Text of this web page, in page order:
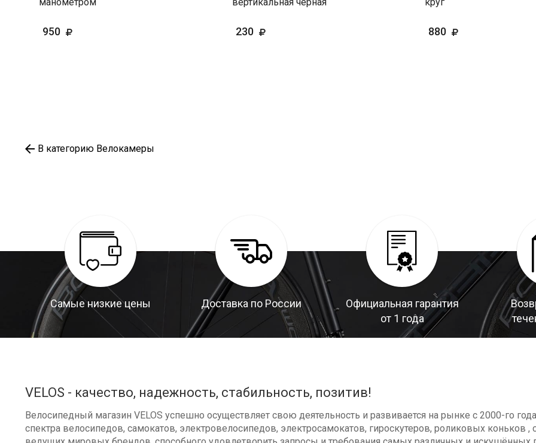
950 230 880
В категорию Велокамеры
Самые низкие цены Доставка по России
Официальная гарантия
от 1 года
VELOS - качество, надежность, стабильность, позитив!
Велосипедный магазин VELOS успешно осуществляет свою деятельность и развивается на рынке с 2000-го
спектра велосипедов, самокатов, электровелосипедов, электросамокатов, гироскутеров, роликовых коньков ,